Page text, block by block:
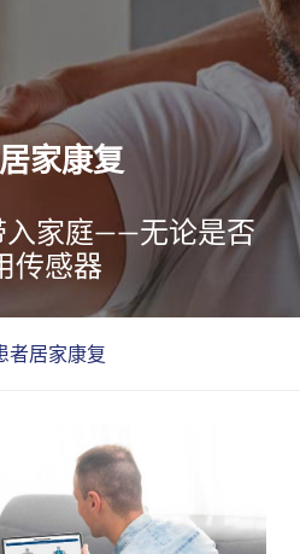
家康复
入家庭——无论是否
传感器
者居家康复